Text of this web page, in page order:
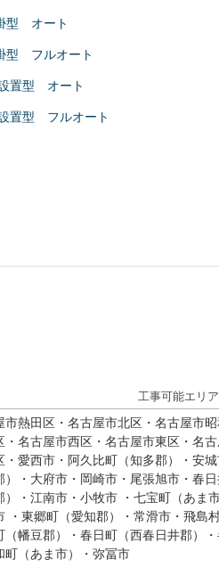
型 オート
型 フルオート
置型 オート
置型 フルオート
工事可能エリ
熱田区・名古屋市北区・名古屋市
・名古屋市西区・名古屋市東区・名
・愛西市・阿久比町（知多郡）・安
）・大府市・岡崎市・尾張旭市・春
）・江南市・小牧市 ・七宝町（あま
・東郷町（愛知郡）・常滑市・飛島
（幡豆郡）・春日町（西春日井郡）
町（あま市）・弥冨市